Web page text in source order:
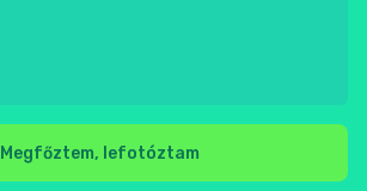
Megfőztem, lefotóztam